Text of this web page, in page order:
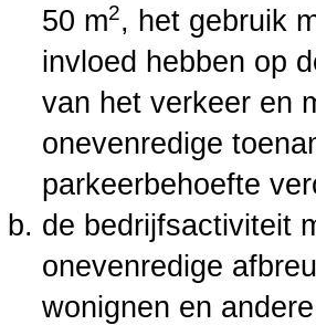
50 m2, het gebruik
invloed hebben op
van het verkeer en
onevenredige
parkeerbehoefte
de bedrijfsactiviteit
onevenredige
wonignen en